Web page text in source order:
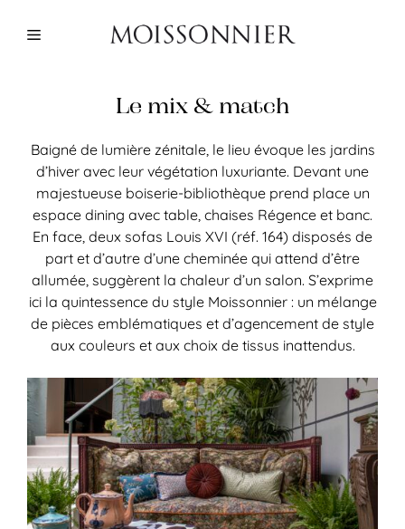
Menu
Le mix & match
Baigné de lumière zénitale, le lieu évoque les jardins
d’hiver avec leur végétation luxuriante. Devant une
majestueuse boiserie-bibliothèque prend place un
espace dining avec table, chaises Régence et banc.
En face, deux sofas Louis XVI (réf. 164) disposés de
part et d’autre d’une cheminée qui attend d’être
allumée, suggèrent la chaleur d’un salon. S’exprime
ici la quintessence du style Moissonnier : un mélange
de pièces emblématiques et d’agencement de style
aux couleurs et aux choix de tissus inattendus.